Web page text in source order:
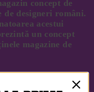
concept de
de designeri români.
acestui
un concept
magazine de